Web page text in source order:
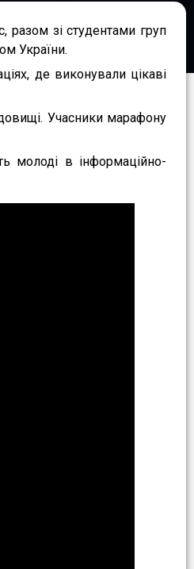
зі студентами груп
України.
де виконували цікаві
Учасники марафону
молоді в інформаційно-